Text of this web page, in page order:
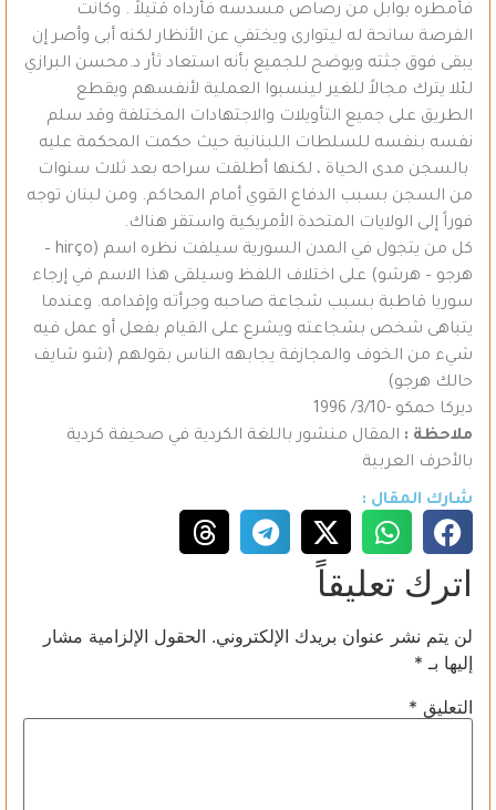
فأمطره بوابل من رصاص مسدسه فأرداه قتيلاً . وكانت
الفرصة سانحة له ليتوارى ويختفي عن الأنظار لكنه أبى وأصر إن
يبقى فوق جثته ويوضح للجميع بأنه استعاد ثأر د.محسن البرازي
لئلا يترك مجالاً للغير لينسبوا العملية لأنفسهم ويقطع
الطريق على جميع التأويلات والاجتهادات المختلفة وقد سلم
نفسه بنفسه للسلطات اللبنانية حيث حكمت المحكمة عليه
بالسجن مدى الحياة ، لكنها أطلقت سراحه بعد ثلاث سنوات
من السجن بسبب الدفاع القوي أمام المحاكم. ومن لبنان توجه
فوراً إلى الولايات المتحدة الأمريكية واستقر هناك.
كل من يتجول في المدن السورية سيلفت نظره اسم (hirço –
هرجو – هرشو) على اختلاف اللفظ وسيلقى هذا الاسم في إرجاء
سوريا قاطبة بسبب شجاعة صاحبه وجرأته وإقدامه. وعندما
يتباهى شخص بشجاعته ويشرع على القيام بفعل أو عمل فيه
شيء من الخوف والمجازفة يجابهه الناس بقولهم (شو شايف
حالك هرجو)
ديركا حمكو -3/10/ 1996
ملاحظة : المقال منشور باللغة الكردية في صحيفة كردية
بالأحرف العربية
شارك المقال :
اترك تعليقاً
لن يتم نشر عنوان بريدك الإلكتروني. الحقول الإلزامية مشار
إليها بـ *
التعليق *